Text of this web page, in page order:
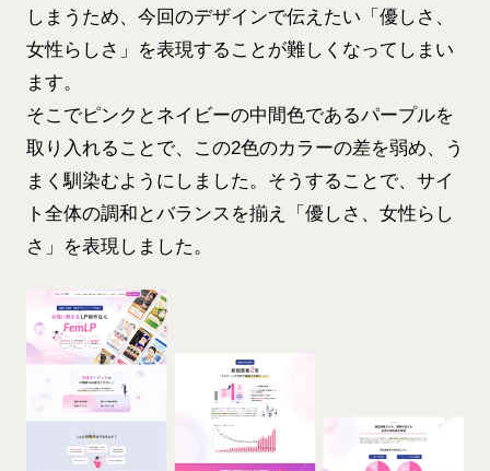
しまうため、今回のデザインで伝えたい「優しさ、
女性らしさ」を表現することが難しくなってしまい
ます。
そこでピンクとネイビーの中間色であるパープルを
取り入れることで、この2色のカラーの差を弱め、う
まく馴染むようにしました。そうすることで、サイ
ト全体の調和とバランスを揃え「優しさ、女性らし
さ」を表現しました。